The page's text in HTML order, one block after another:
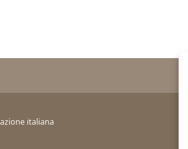
italiana